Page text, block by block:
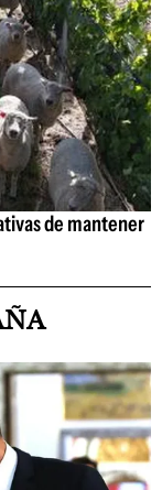
de mantener